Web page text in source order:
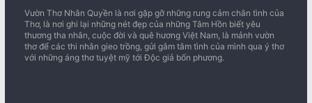
Vườn Thơ Nhân Quyền là nơi gặp gỡ những rung cảm chân tình của
Thơ, là nơi ghi lại những nét đẹp của những Tâm Hồn biết yêu
thương tha nhân, cuộc đời và quê hương Việt Nam, là mảnh vườn
thơ để các thi nhân gieo trồng, gửi gắm tâm tình của mình qua ý thơ
với những áng thơ tuyệt mỹ tới Độc giả bốn phương.